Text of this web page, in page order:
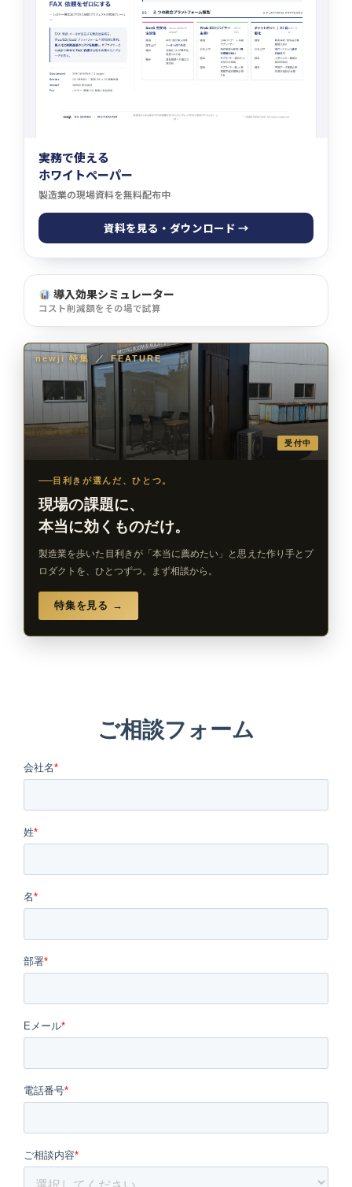
実務で使える
ホワイトペーパー
製造業の現場資料を無料配布中
資料を見る・ダウンロード →
導入効果シミュレーター
コスト削減額をその場で試算
newji 特集 ／ FEATURE
受付中
目利きが選んだ、ひとつ。
現場の課題に、
本当に効くものだけ。
製造業を歩いた目利きが「本当に薦めたい」と思えた作り手とプ
ロダクトを、ひとつずつ。まず相談から。
特集を見る →